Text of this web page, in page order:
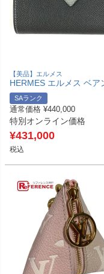
【美品】エルメス
HERMES エルメス ベアンコン
ビネ ミディアムウォレッ
折り財布 エプソン /クロ
ル ユニセックス グラフ
グリネヴェ グレー 【中
SAランク
通常価格 ¥440,000
特別オンライン価格
¥431,000
税込